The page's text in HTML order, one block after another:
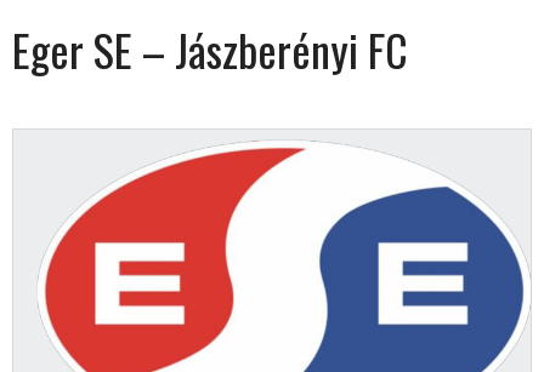
Eger SE – Jászberényi FC